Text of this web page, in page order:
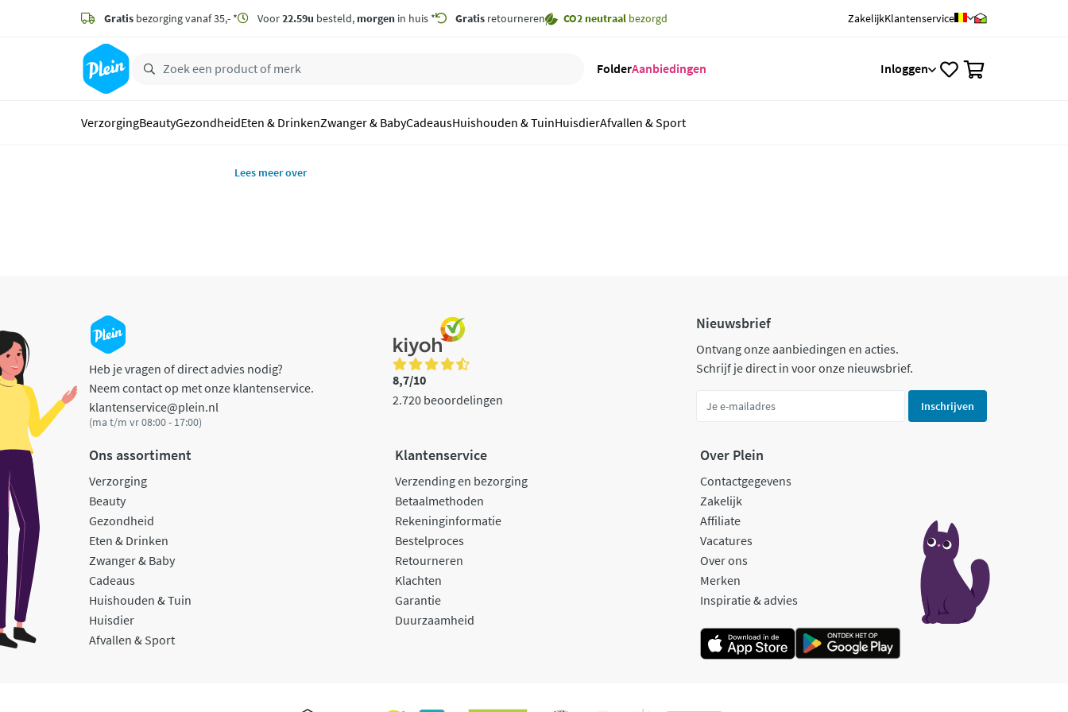
zoeken
hoofdinhoud
Gratis bezorging vanaf 35,- * Voor22.59u besteld, morgen in huis * Gratis retourneren CO2 neutraal bezorgd ZakelijkKlantenservice
FolderAanbiedingen Inloggen
VerzorgingBeautyGezondheidEten & DrinkenZwanger & BabyCadeausHuishouden & TuinHuisdierAfvallen & Sport
Lees meer over
Heb je vragen of direct advies nodig?
Neem contact op met onze klantenservice.
klantenservice@plein.nl
(ma t/m vr 08:00 - 17:00)
8,7/10
2.720 beoordelingen
Nieuwsbrief
Ontvang onze aanbiedingen en acties.
Schrijf je direct in voor onze nieuwsbrief.
Inschrijven
Ons assortiment
Verzorging
Beauty
Gezondheid
Eten & Drinken
Zwanger & Baby
Cadeaus
Huishouden & Tuin
Huisdier
Afvallen & Sport
Klantenservice
Verzending en bezorging
Betaalmethoden
Rekeninginformatie
Bestelproces
Retourneren
Klachten
Garantie
Duurzaamheid
Over Plein
Contactgegevens
Zakelijk
Affiliate
Vacatures
Over ons
Merken
Inspiratie & advies